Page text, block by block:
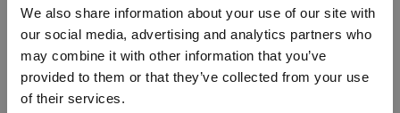
We also share information about your use of our site with
our social media, advertising and analytics partners who
may combine it with other information that you’ve
provided to them or that they’ve collected from your use
of their services.
RELATERTE PRODUKTER
Vennligst velg portal
BEDRIFT PRIVAT